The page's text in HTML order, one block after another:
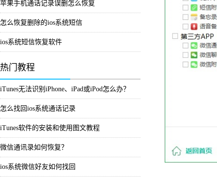
苹果手机通话记录误删怎么恢复
怎么恢复删除的ios系统短信
ios系统短信恢复软件
热门教程
iTunes无法识别iPhone、iPad或iPod怎么办？
怎么找回ios系统通话记录
iTunes软件的安装和使用图文教程
微信通讯录如何恢复？
ios系统微信好友如何找回